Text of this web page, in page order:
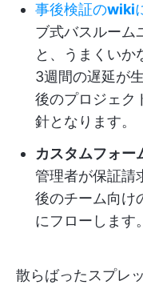
事後検証のwiki
ブ式バスルーム
と、うまくいか
3週間の遅延が
後のプロジェク
針となります。
カスタムフォー
管理者が保証請
後のチーム向け
にフローします。
散らばったスプレ